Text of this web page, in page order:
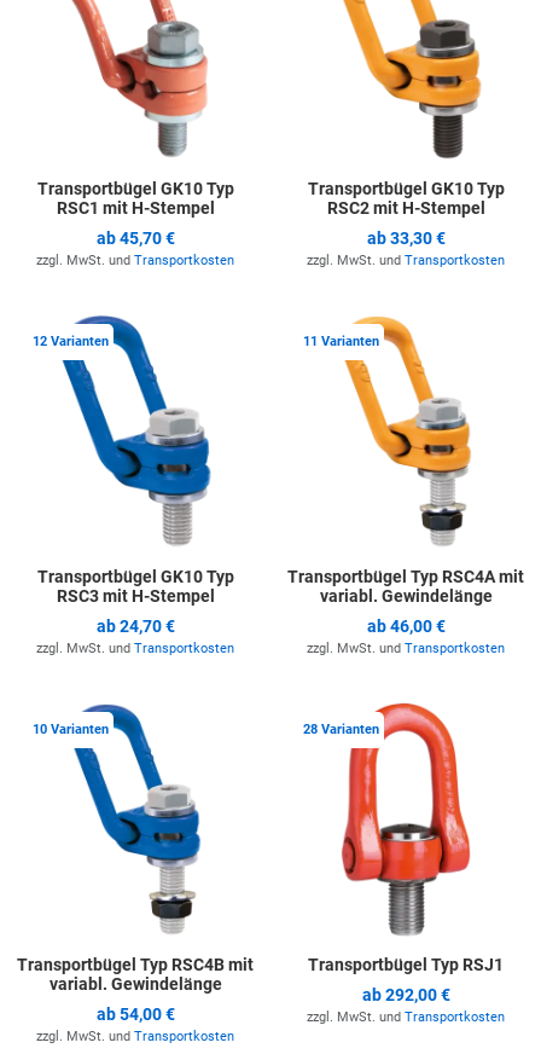
Transportbügel GK10 Typ
RSC1 mit H-Stempel
ab45,70 €
zzgl. MwSt. und Transportkosten
Transportbügel GK10 Typ
RSC2 mit H-Stempel
ab33,30 €
zzgl. MwSt. und Transportkosten
12 Varianten Zur Merkliste hinzufügen
Transportbügel GK10 Typ
RSC3 mit H-Stempel
ab24,70 €
zzgl. MwSt. und Transportkosten
11 Varianten
Transportbügel Typ RSC4A mit
variabl. Gewindelänge
ab46,00 €
zzgl. MwSt. und Transportkosten
10 Varianten Zur Merkliste hinzufügen
Transportbügel Typ RSC4B mit
variabl. Gewindelänge
ab54,00 €
zzgl. MwSt. und Transportkosten
28 Varianten
Transportbügel Typ RSJ1
ab292,00 €
zzgl. MwSt. und Transportkosten